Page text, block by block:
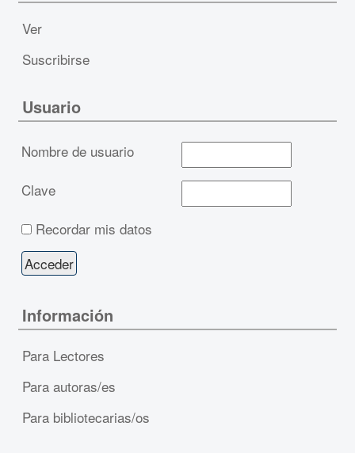
Ver
Suscribirse
Usuario
Nombre de usuario
Clave
Recordar mis datos
Información
Para Lectores
Para autoras/es
Para bibliotecarias/os